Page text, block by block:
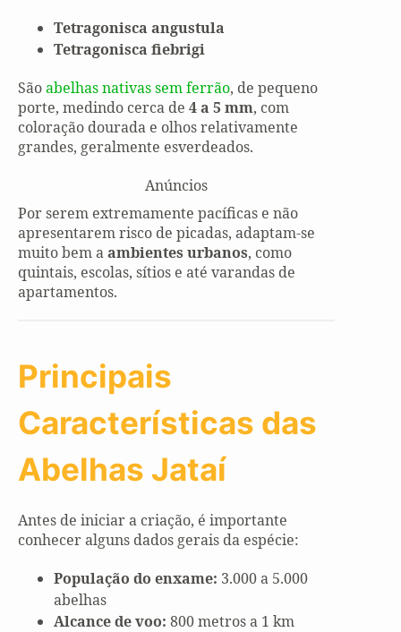
Tetragonisca angustula
Tetragonisca fiebrigi
Sãoabelhas nativas sem ferrão, de pequeno
porte, medindo cerca de 4 a 5 mm, com
coloração dourada e olhos relativamente
grandes, geralmente esverdeados.
Anúncios
Por serem extremamente pacíficas e não
apresentarem risco de picadas, adaptam-se
muito bem aambientes urbanos, como
quintais, escolas, sítios e até varandas de
apartamentos.
Principais
Características das
Abelhas Jataí
Antes de iniciar a criação, é importante
conhecer alguns dados gerais da espécie:
População do enxame: 3.000 a 5.000
abelhas
Alcance de voo: 800 metros a 1 km